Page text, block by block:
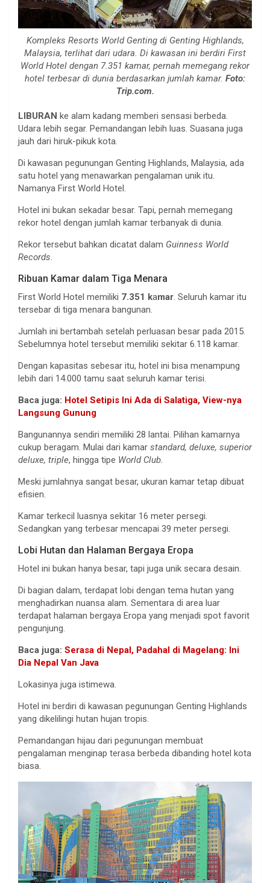
Kompleks Resorts World Genting di Genting Highlands,
Malaysia, terlihat dari udara. Di kawasan ini berdiri First
World Hotel dengan 7.351 kamar, pernah memegang rekor
hotel terbesar di dunia berdasarkan jumlah kamar. Foto:
Trip.com.
LIBURAN ke alam kadang memberi sensasi berbeda.
Udara lebih segar. Pemandangan lebih luas. Suasana juga
jauh dari hiruk-pikuk kota.
Di kawasan pegunungan Genting Highlands, Malaysia, ada
satu hotel yang menawarkan pengalaman unik itu.
Namanya First World Hotel.
Hotel ini bukan sekadar besar. Tapi, pernah memegang
rekor hotel dengan jumlah kamar terbanyak di dunia.
Rekor tersebut bahkan dicatat dalam Guinness World
Records.
Ribuan Kamar dalam Tiga Menara
First World Hotel memiliki 7.351 kamar. Seluruh kamar itu
tersebar di tiga menara bangunan.
Jumlah ini bertambah setelah perluasan besar pada 2015.
Sebelumnya hotel tersebut memiliki sekitar 6.118 kamar.
Dengan kapasitas sebesar itu, hotel ini bisa menampung
lebih dari 14.000 tamu saat seluruh kamar terisi.
Baca juga: Hotel Setipis Ini Ada di Salatiga, View-nya
Langsung Gunung
Bangunannya sendiri memiliki 28 lantai. Pilihan kamarnya
cukup beragam. Mulai dari kamar standard, deluxe, superior
deluxe, triple, hingga tipe World Club.
Meski jumlahnya sangat besar, ukuran kamar tetap dibuat
efisien.
Kamar terkecil luasnya sekitar 16 meter persegi.
Sedangkan yang terbesar mencapai 39 meter persegi.
Lobi Hutan dan Halaman Bergaya Eropa
Hotel ini bukan hanya besar, tapi juga unik secara desain.
Di bagian dalam, terdapat lobi dengan tema hutan yang
menghadirkan nuansa alam. Sementara di area luar
terdapat halaman bergaya Eropa yang menjadi spot favorit
pengunjung.
Baca juga: Serasa di Nepal, Padahal di Magelang: Ini
Dia Nepal Van Java
Lokasinya juga istimewa.
Hotel ini berdiri di kawasan pegunungan Genting Highlands
yang dikelilingi hutan hujan tropis.
Pemandangan hijau dari pegunungan membuat
pengalaman menginap terasa berbeda dibanding hotel kota
biasa.